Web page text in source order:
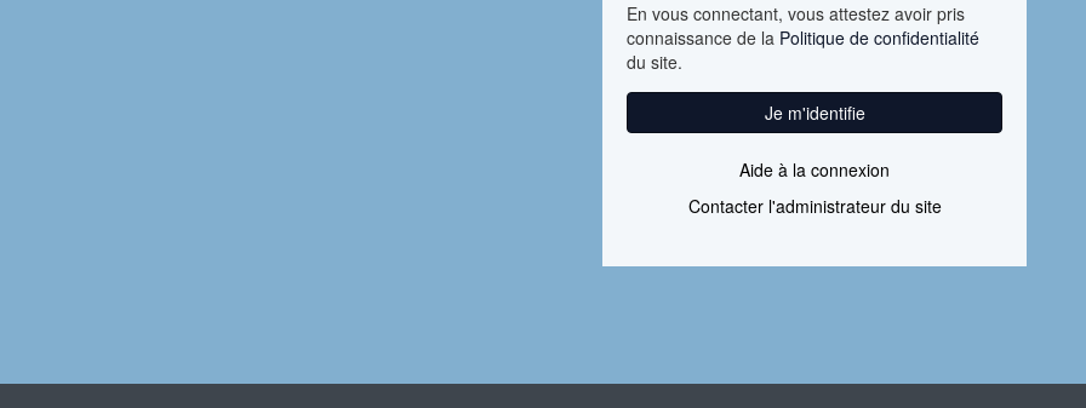
En vous connectant, vous attestez avoir pris
connaissance de la Politique de confidentialité
du site.
Je m'identifie
Aide à la connexion
Contacter l'administrateur du site